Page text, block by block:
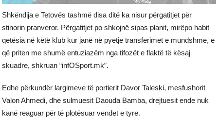
Shkëndija e Tetovës tashmë disa ditë ka nisur përgatitjet për
stinorin pranveror. Përgatitjet po shkojnë sipas planit, mirëpo habit
qetësia në këtë klub kur janë në pyetje transferimet e mundshme, e
që priten me shumë entuziazëm nga tifozët e flaktë të kësaj
skuadre, shkruan “infOSport.mk”.
Edhe përkundër largimeve të portierit Davor Taleski, mesfushorit
Valon Ahmedi, dhe sulmuesit Daouda Bamba, drejtuesit ende nuk
kanë reaguar për të plotësuar vendet e tyre.